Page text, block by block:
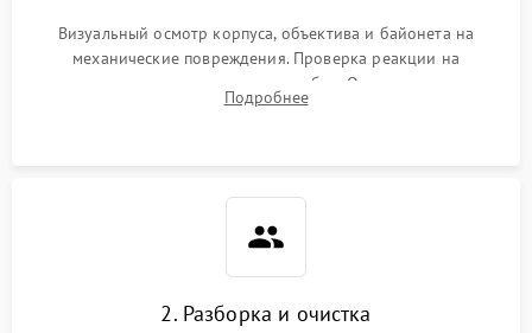
Визуальный осмотр корпуса, объектива и байонета на
механические повреждения. Проверка реакции на
включение, считывание кодов ошибок. Оценка состояния
матрицы и затвора, проверка работы автофокуса и вспышки.
Подробнее
2. Разборка и очистка